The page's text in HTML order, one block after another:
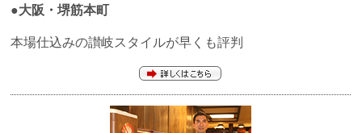
●大阪・堺筋本町
本場仕込みの讃岐スタイルが早くも評判